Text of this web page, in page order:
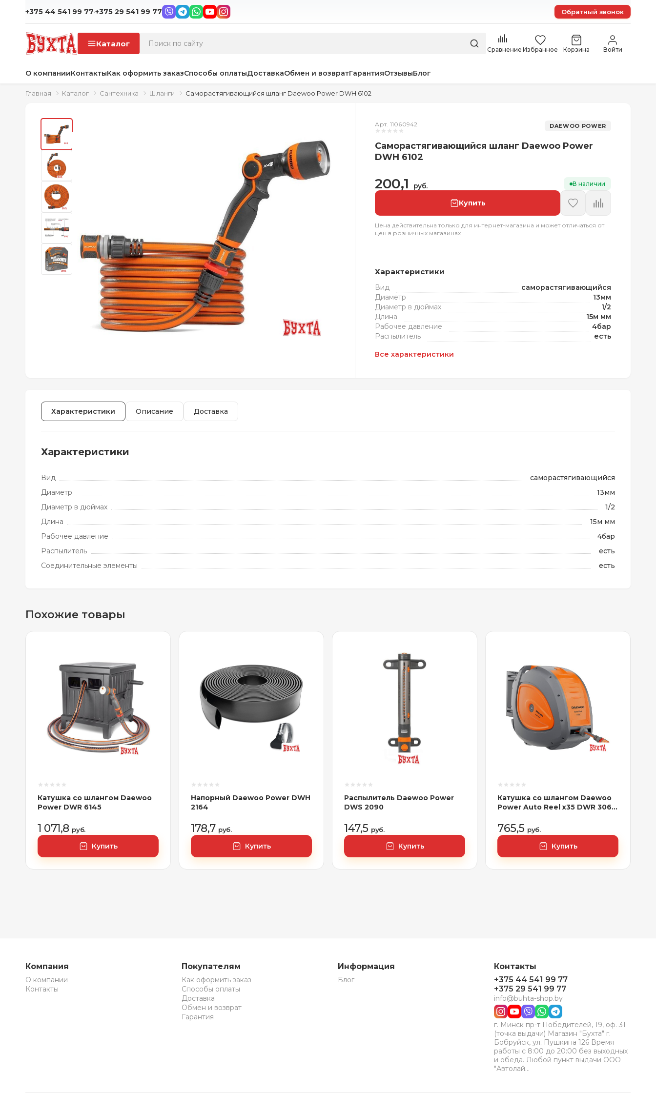
+375 44 541 99 77·+375 29 541 99 77 Обратный звонок
Каталог
Сравнение Избранное Корзина Войти
О компанииКонтактыКак оформить заказСпособы оплатыДоставкаОбмен и возвратГарантияОтзывыБлог
Главная Каталог Сантехника Шланги Саморастягивающийся шланг Daewoo Power DWH 6102
Арт. 11060942 DAEWOO POWER
Саморастягивающийся шланг Daewoo Power
DWH 6102
200,1 руб. В наличии
Купить
Цена действительна только для интернет-магазина и может отличаться от
цен в розничных магазинах
Характеристики
Вид
саморастягивающийся
Диаметр
13мм
Диаметр в дюймах
1/2
Длина
15м мм
Рабочее давление
4бар
Распылитель
есть
Все характеристики
Характеристики Описание Доставка
Характеристики
Вид
саморастягивающийся
Диаметр
13мм
Диаметр в дюймах
1/2
Длина
15м мм
Рабочее давление
4бар
Распылитель
есть
Соединительные элементы
есть
Похожие товары
Катушка со шлангом Daewoo
Power DWR 6145
1 071,8 руб.
Купить
Напорный Daewoo Power DWH
2164
178,7 руб.
Купить
Распылитель Daewoo Power
DWS 2090
147,5 руб.
Купить
Катушка со шлангом Daewoo
Power Auto Reel x35 DWR 3060
765,5 руб.
Купить
Компания
О компании
Контакты
Покупателям
Как оформить заказ
Способы оплаты
Доставка
Обмен и возврат
Гарантия
Информация
Блог
Контакты
+375 44 541 99 77
+375 29 541 99 77
info@buhta-shop.by
г. Минск пр-т Победителей, 19, оф. 31
(точка выдачи) Магазин "Бухта" г.
Бобруйск, ул. Пушкина 126 Время
работы с 8:00 до 20:00 без выходных
и обеда. Любой пункт выдачи ООО
"Автолай…